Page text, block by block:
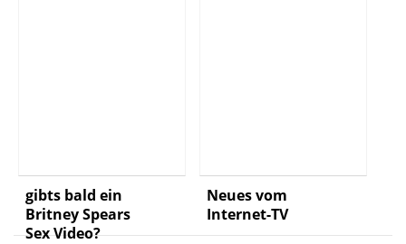
gibts bald ein
Britney Spears
Sex Video?
Neues vom
Internet-TV